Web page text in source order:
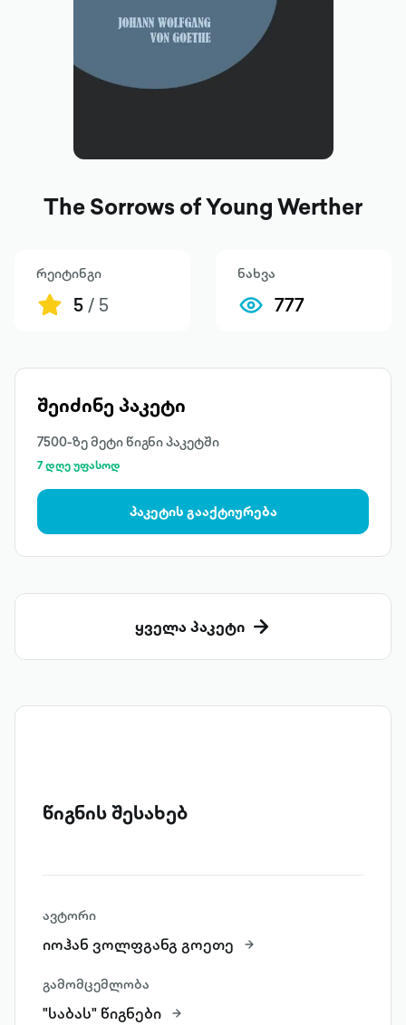
The Sorrows of Young Werther
რეიტინგი
5/ 5
ნახვა
777
შეიძინე პაკეტი
7500-ზე მეტი წიგნი პაკეტში
7 დღე უფასოდ
პაკეტის გააქტიურება
ყველა პაკეტი
წიგნის შესახებ
ავტორი
იოჰან ვოლფგანგ გოეთე
გამომცემლობა
"საბას" წიგნები